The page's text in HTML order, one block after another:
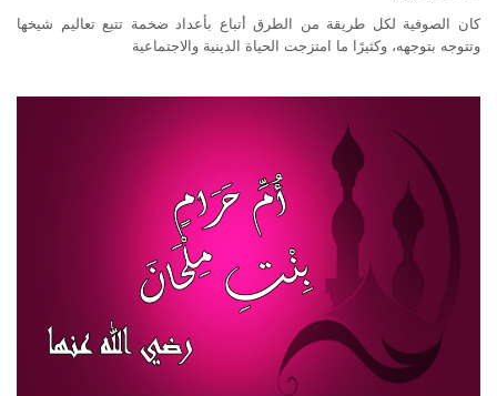
كان الصوفية لكل طريقة من الطرق أتباع بأعداد ضخمة تتبع تعاليم شيخها
وتتوجه بتوجهه، وكثيرًا ما امتزجت الحياة الدينية والاجتماعية